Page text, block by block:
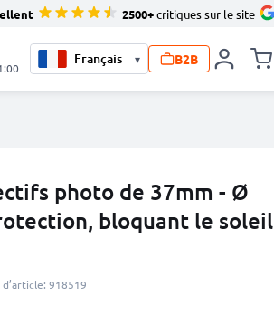
2500+critiques sur le site
▾ B2B
photo de 37mm - Ø
bloquant le soleil
918519